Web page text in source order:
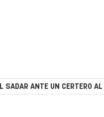
SADAR ANTE UN CERTERO